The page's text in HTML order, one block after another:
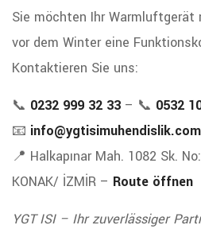
Sie möchten Ihr Warmluftgerät
vor dem Winter eine
Kontaktieren Sie uns:
📞 0232 999 32 33 – 📞 0532
📧 info@ygtisimuhendislik.com
📍 Halkapınar Mah. 1082 Sk.
KONAK/ İZMİR – Route öffnen
YGT ISI – Ihr zuverlässiger